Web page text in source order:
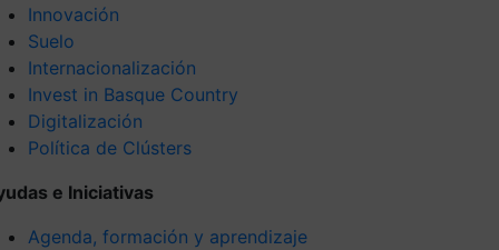
Innovación
Suelo
Internacionalización
Invest in Basque Country
Digitalización
Política de Clústers
e Iniciativas
Agenda, formación y aprendizaje